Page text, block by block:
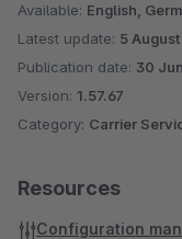
Available: English,
Latest update: 5
Publication date: 30
Version: 1.57.67
Category: Carrier
Resources
Configuration